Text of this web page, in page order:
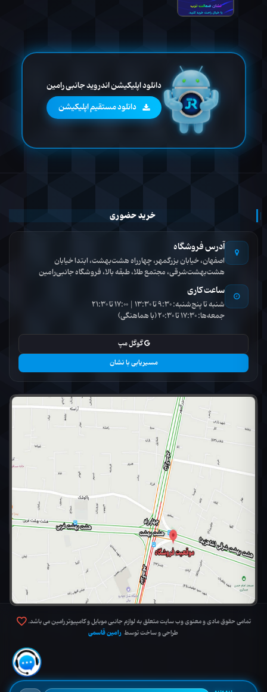
دانلود اپلیکیشن اندروید جانبی رامین
دانلود مستقیم اپلیکیشن
خرید حضوری
آدرس فروشگاه
اصفهان، خیابان بزرگمهر، چهارراه هشت‌بهشت، ابتدا خیابان
هشت‌بهشت‌شرقی، مجتمع طلا، طبقه بالا، فروشگاه جانبی‌رامین
ساعت کاری
شنبه تا پنج‌شنبه: 9:30 تا 13:30 | 17:00 تا 21:30
جمعه‌ها: 17:30 تا 20:30 (با هماهنگی)
گوگل مپ
مسیریابی با نشان
تمامی حقوق مادی و معنوی وب سایت متعلق به لوازم جانبی موبایل و کامپیوتر رامین می باشد.
طراحی و ساخت توسط رامین قاسمی